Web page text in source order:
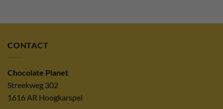
CONTACT
Chocolate Planet
Streekweg 302
1616 AR Hoogkarspel